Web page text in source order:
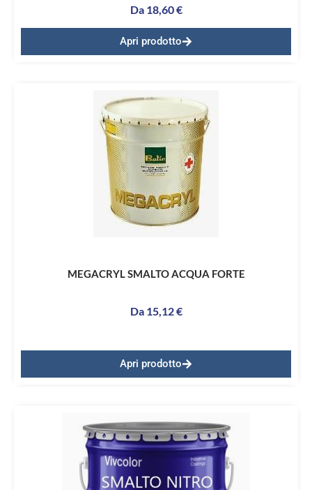
Da 18,60€
Apri prodotto
MEGACRYL SMALTO ACQUA FORTE
Da 15,12€
Apri prodotto